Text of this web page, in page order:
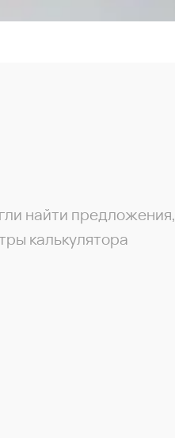
найти предложения,
калькулятора